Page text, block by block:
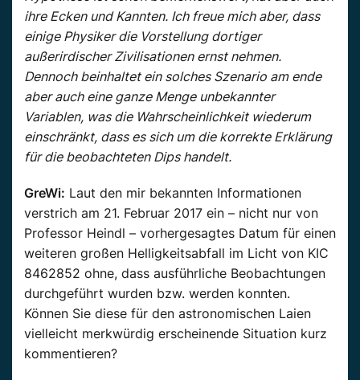
ihre Ecken und Kannten. Ich freue mich aber, dass
einige Physiker die Vorstellung dortiger
außerirdischer Zivilisationen ernst nehmen.
Dennoch beinhaltet ein solches Szenario am ende
aber auch eine ganze Menge unbekannter
Variablen, was die Wahrscheinlichkeit wiederum
einschränkt, dass es sich um die korrekte Erklärung
für die beobachteten Dips handelt.
GreWi: Laut den mir bekannten Informationen
verstrich am 21. Februar 2017 ein – nicht nur von
Professor Heindl – vorhergesagtes Datum für einen
weiteren großen Helligkeitsabfall im Licht von KIC
8462852 ohne, dass ausführliche Beobachtungen
durchgeführt wurden bzw. werden konnten.
Können Sie diese für den astronomischen Laien
vielleicht merkwürdig erscheinende Situation kurz
kommentieren?